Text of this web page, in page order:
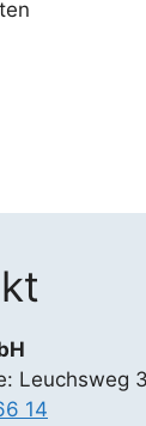
Leuchsweg
14